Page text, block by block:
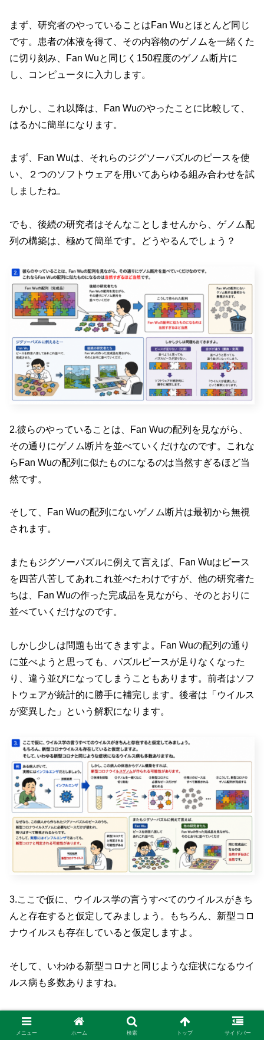
まず、研究者のやっていることはFan Wuとほとんど同じ
です。患者の体液を得て、その内容物のゲノムを一緒くた
に切り刻み、Fan Wuと同じく150程度のゲノム断片に
し、コンピュータに入力します。
しかし、これ以降は、Fan Wuのやったことに比較して、
はるかに簡単になります。
まず、Fan Wuは、それらのジグソーパズルのピースを使
い、２つのソフトウェアを用いてあらゆる組み合わせを試
しましたね。
でも、後続の研究者はそんなことしませんから、ゲノム配
列の構築は、極めて簡単です。どうやるんでしょう？
2.彼らのやっていることは、Fan Wuの配列を見ながら、
その通りにゲノム断片を並べていくだけなのです。これな
らFan Wuの配列に似たものになるのは当然すぎるほど当
然です。
そして、Fan Wuの配列にないゲノム断片は最初から無視
されます。
またもジグソーパズルに例えて言えば、Fan Wuはピース
を四苦八苦してあれこれ並べたわけですが、他の研究者た
ちは、Fan Wuの作った完成品を見ながら、そのとおりに
並べていくだけなのです。
しかし少しは問題も出てきますよ。Fan Wuの配列の通り
に並べようと思っても、パズルピースが足りなくなった
り、違う並びになってしまうこともあります。前者はソフ
トウェアが統計的に勝手に補完します。後者は「ウイルス
が変異した」という解釈になります。
3.ここで仮に、ウイルス学の言うすべてのウイルスがきち
んと存在すると仮定してみましょう。もちろん、新型コロ
ナウイルスも存在していると仮定しますよ。
そして、いわゆる新型コロナと同じような症状になるウイ
ルス病も多数ありますね。
例えば、ある病人がいて、実際にはインフルエンザだとし
ましょう。しかし、この病人の体液からゲノム構築をすれ
メニュー ホーム 検索 トップ サイドバー